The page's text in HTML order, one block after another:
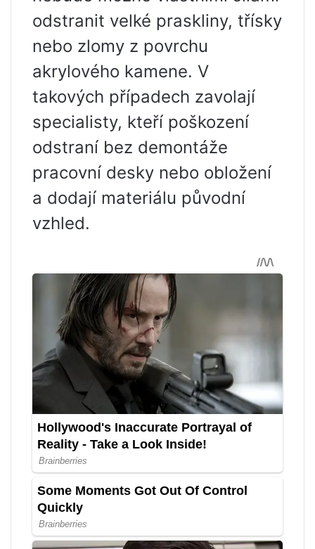
odstranit velké praskliny, třísky
nebo zlomy z povrchu
akrylového kamene. V
takových případech zavolají
specialisty, kteří poškození
odstraní bez demontáže
pracovní desky nebo obložení
a dodají materiálu původní
vzhled.